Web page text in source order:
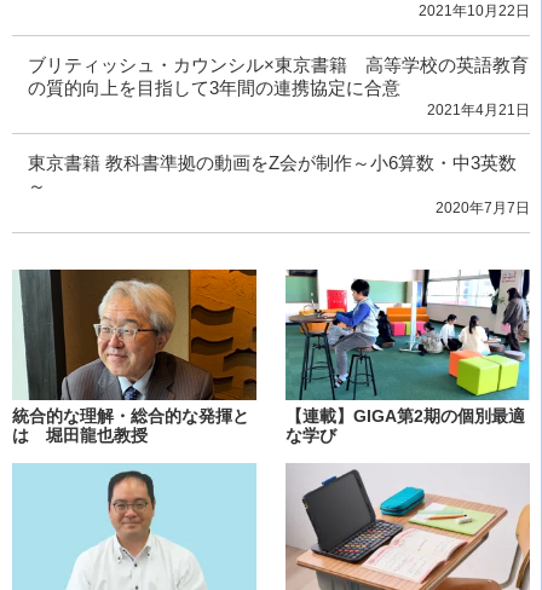
2021年10月22日
ブリティッシュ・カウンシル×東京書籍 高等学校の英語教育
の質的向上を目指して3年間の連携協定に合意
2021年4月21日
東京書籍 教科書準拠の動画をZ会が制作～小6算数・中3英数
～
2020年7月7日
統合的な理解・総合的な発揮と
は 堀田龍也教授
【連載】GIGA第2期の個別最適
な学び